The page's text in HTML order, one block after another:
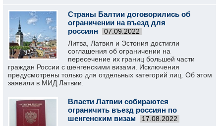
Страны Балтии договорились об
ограничении на въезд для
россиян
07.09.2022
Литва, Латвия и Эстония достигли
соглашения об ограничении на
пересечение их границ большей части
граждан России с шенгенскими визами. Исключения
предусмотрены только для отдельных категорий лиц. Об этом
заявили в МИД Латвии.
Власти Латвии собираются
ограничить въезд россиян по
шенгенским визам
17.08.2022